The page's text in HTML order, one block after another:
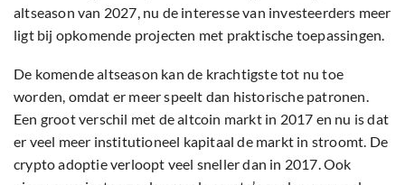
altseason van 2027, nu de interesse van investeerders meer
ligt bij opkomende projecten met praktische toepassingen.
De komende altseason kan de krachtigste tot nu toe
worden, omdat er meer speelt dan historische patronen.
Een groot verschil met de altcoin markt in 2017 en nu is dat
er veel meer institutioneel kapitaal de markt in stroomt. De
crypto adoptie verloopt veel sneller dan in 2017. Ook